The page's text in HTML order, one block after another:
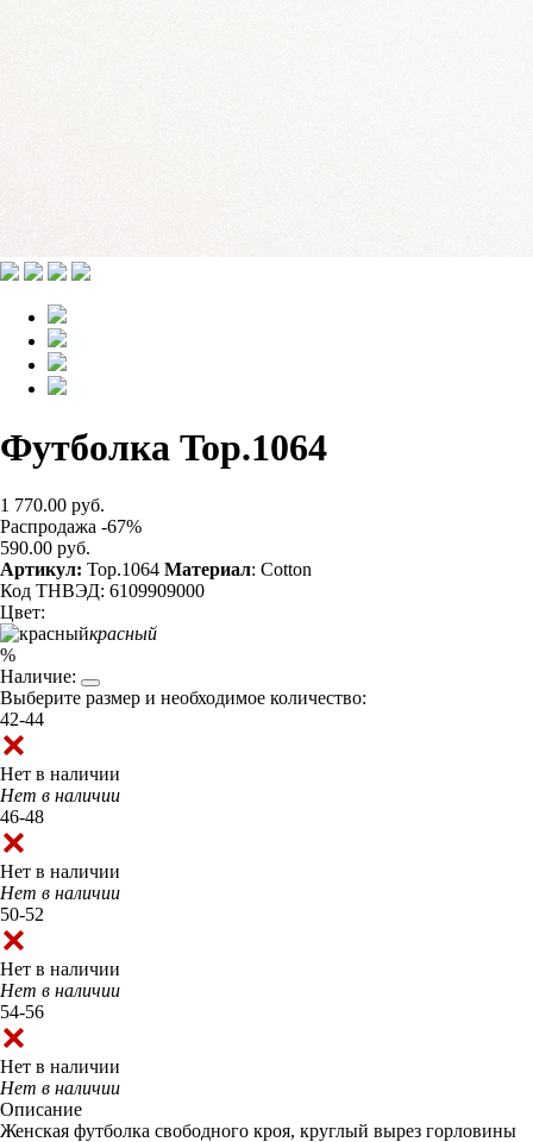
Футболка Top.1064
1 770.00 руб.
Распродажа -67%
590.00 руб.
Артикул: Top.1064 Материал: Cotton
Код ТНВЭД: 6109909000
Цвет:
красный
%
Наличие:
Выберите размер и необходимое количество:
42-44
Нет в наличии
Нет в наличии
46-48
Нет в наличии
Нет в наличии
50-52
Нет в наличии
Нет в наличии
54-56
Нет в наличии
Нет в наличии
Описание
Женская футболка свободного кроя, круглый вырез горловины